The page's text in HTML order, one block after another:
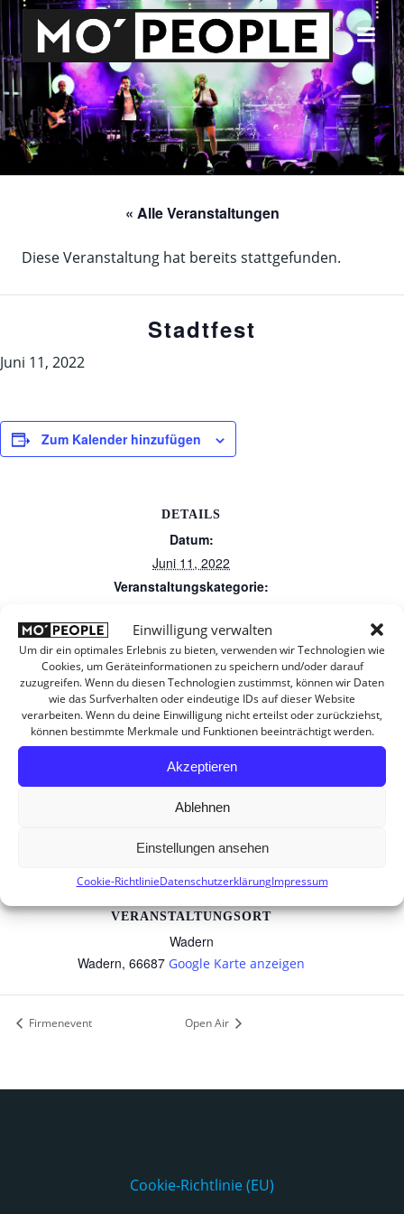
Einwilligung verwalten
Um dir ein optimales Erlebnis zu bieten, verwenden wir Technologien wie
Cookies, um Geräteinformationen zu speichern und/oder darauf
zuzugreifen. Wenn du diesen Technologien zustimmst, können wir Daten
wie das Surfverhalten oder eindeutige IDs auf dieser Website
verarbeiten. Wenn du deine Einwilligung nicht erteilst oder zurückziehst,
können bestimmte Merkmale und Funktionen beeinträchtigt werden.
Akzeptieren
Ablehnen
Einstellungen ansehen
Cookie-RichtlinieDatenschutzerklärungImpressum
Zum
Inhalt
springen
« Alle Veranstaltungen
Diese Veranstaltung hat bereits stattgefunden.
Stadtfest
Juni 11, 2022
Zum Kalender hinzufügen
DETAILS
Datum:
Juni 11, 2022
Veranstaltungskategorie:
VERANSTALTUNGSORT
Wadern
Wadern, 66687 Google Karte anzeigen
Firmenevent Open Air
Cookie-Richtlinie (EU)